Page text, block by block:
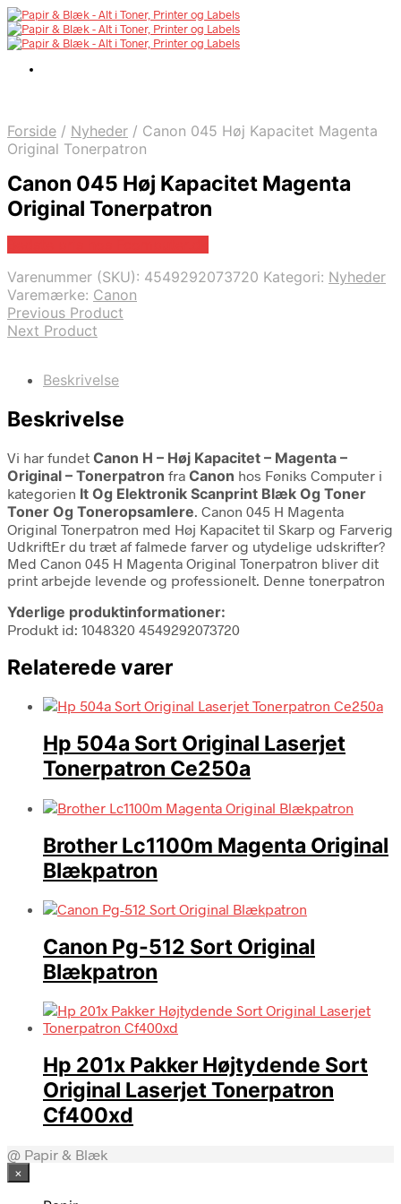
Forside / Nyheder / Canon 045 Høj Kapacitet Magenta
Original Tonerpatron
Canon 045 Høj Kapacitet Magenta
Original Tonerpatron
Varenummer (SKU): 4549292073720 Kategori: Nyheder
Varemærke: Canon
Previous Product
Next Product
Beskrivelse
Beskrivelse
Vi har fundet Canon H – Høj Kapacitet – Magenta –
Original – Tonerpatron fra Canon hos Føniks Computer i
kategorien It Og Elektronik Scanprint Blæk Og Toner
Toner Og Toneropsamlere. Canon 045 H Magenta
Original Tonerpatron med Høj Kapacitet til Skarp og Farverig
UdkriftEr du træt af falmede farver og utydelige udskrifter?
Med Canon 045 H Magenta Original Tonerpatron bliver dit
print arbejde levende og professionelt. Denne tonerpatron
Yderlige produktinformationer:
Produkt id: 1048320 4549292073720
Relaterede varer
Hp 504a Sort Original Laserjet
Tonerpatron Ce250a
Brother Lc1100m Magenta Original
Blækpatron
Canon Pg-512 Sort Original
Blækpatron
Hp 201x Pakker Højtydende Sort
Original Laserjet Tonerpatron
Cf400xd
@ Papir & Blæk
×